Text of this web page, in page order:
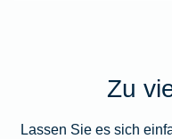
Zu
Lassen Sie es sich